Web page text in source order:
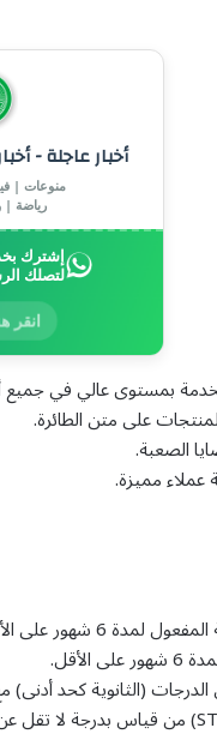
أخبار عاجلة -
منوعات |
رياضة
إشترك
لتصلك
انقر
بمستوى عالي في جميع
على متن الطائرة.
الصعبة.
مميزة.
6 شهور على الأقل.
(الثانوية كحد أدنى)